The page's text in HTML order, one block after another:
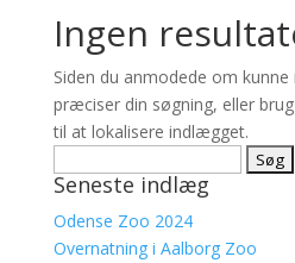
Ingen
Siden du anmodede om
præciser din søgning, eller
til at lokalisere indlægget.
efter:
Seneste indlæg
Odense Zoo 2024
Overnatning i Aalborg Zoo